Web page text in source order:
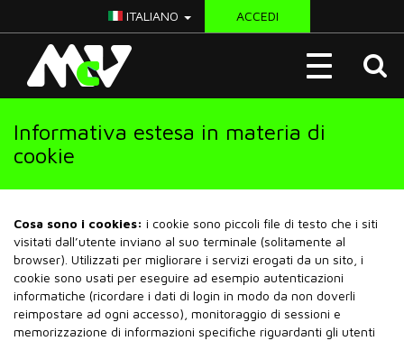
ITALIANO ACCEDI
Toggle
navigation
Informativa estesa in materia di
cookie
Cosa sono i cookies: i cookie sono piccoli file di testo che i siti
visitati dall’utente inviano al suo terminale (solitamente al
browser). Utilizzati per migliorare i servizi erogati da un sito, i
cookie sono usati per eseguire ad esempio autenticazioni
informatiche (ricordare i dati di login in modo da non doverli
reimpostare ad ogni accesso), monitoraggio di sessioni e
memorizzazione di informazioni specifiche riguardanti gli utenti